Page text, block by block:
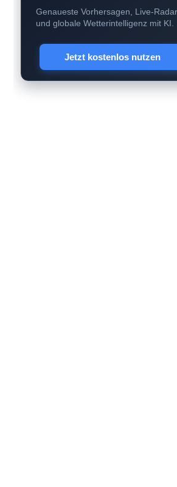
Genaueste Vorhersagen, Live-Radar
und globale Wetterintelligenz mit KI.
Jetzt kostenlos nutzen